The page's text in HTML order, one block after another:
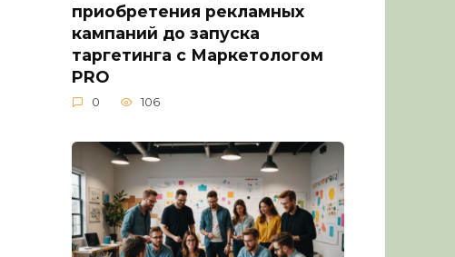
приобретения рекламных
кампаний до запуска
таргетинга с Маркетологом
PRO
0 106